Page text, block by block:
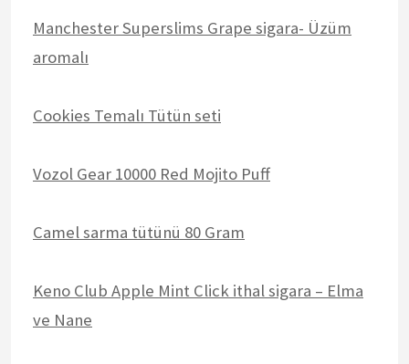
Manchester Superslims Grape sigara- Üzüm
aromalı
Cookies Temalı Tütün seti
Vozol Gear 10000 Red Mojito Puff
Camel sarma tütünü 80 Gram
Keno Club Apple Mint Click ithal sigara – Elma
ve Nane